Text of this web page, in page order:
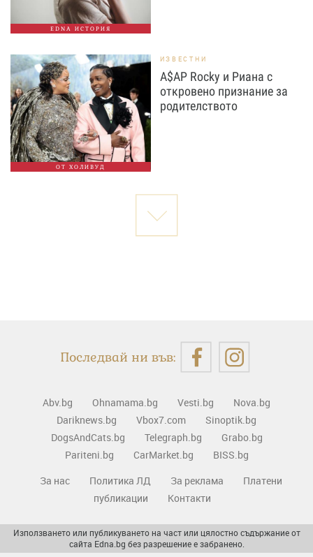
EDNA ИСТОРИЯ
ОТ ХОЛИВУД
ИЗВЕСТНИ
A$AP Rocky и Риана с
откровено признание за
родителството
Последвай ни във:
Abv.bg Ohnamama.bg Vesti.bg
Nova.bg
Dariknews.bg
Vbox7.com
Sinoptik.bg
DogsAndCats.bg
Telegraph.bg
Grabo.bg
Pariteni.bg
CarMarket.bg
BISS.bg
За нас
Политика ЛД За реклама
Платени
публикации
Контакти
Използването или публикуването на част или цялостно съдържание от
сайта Edna.bg без разрешение е забранено.